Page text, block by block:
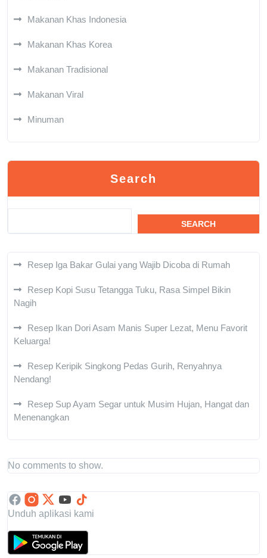
Makanan Khas Indonesia
Makanan Khas Korea
Makanan Tradisional
Makanan Viral
Minuman
Search
SEARCH
Resep Iga Bakar Gulai yang Wajib Dicoba di Rumah
Resep Kopi Susu Tetangga Tuku, Rasa Simpel Bikin
Nagih
Resep Ikan Dori Asam Manis Super Lezat, Menu Favorit
Keluarga!
Resep Keripik Singkong Pedas Gurih, Renyahnya
Nendang!
Resep Sup Ayam Segar untuk Musim Hujan, Hangat dan
Menenangkan
No comments to show.
Unduh aplikasi kami